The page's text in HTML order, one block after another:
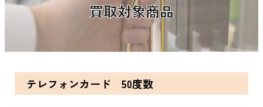
買取対象商品
テレフォンカード 50度数